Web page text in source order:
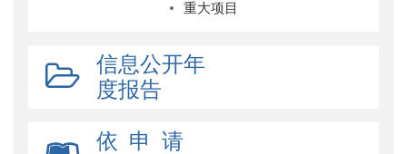
重大项目
信息公开年
度报告
依 申 请